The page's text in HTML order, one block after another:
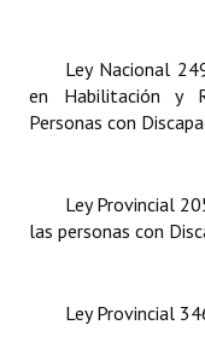
Proyectos
Dictámenes Asesoría
Informes de Unidad
Actas de Audiencias
Ley Nacional
en Habilitación y
Personas con
Ley Provincial
las personas con
Ley Provincial